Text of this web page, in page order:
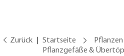
Zurück Startseite
Pflanzen
Pflanzgefäße &